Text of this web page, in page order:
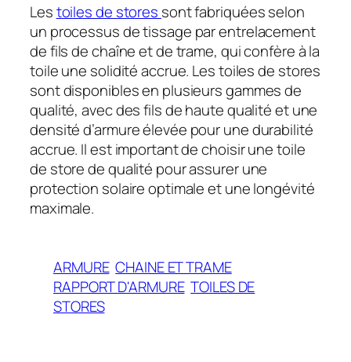
Lestoiles de stores sont fabriquées selon
un processus de tissage par entrelacement
de fils de chaîne et de trame, qui confère à la
toile une solidité accrue. Les toiles de stores
sont disponibles en plusieurs gammes de
qualité, avec des fils de haute qualité et une
densité d’armure élevée pour une durabilité
accrue. Il est important de choisir une toile
de store de qualité pour assurer une
protection solaire optimale et une longévité
maximale.
ARMURE CHAINE ET TRAME
RAPPORT D'ARMURE TOILES DE
STORES